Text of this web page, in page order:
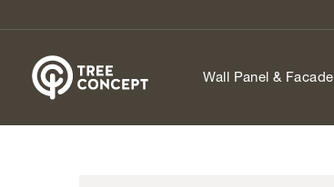
Wall Panel & Facade